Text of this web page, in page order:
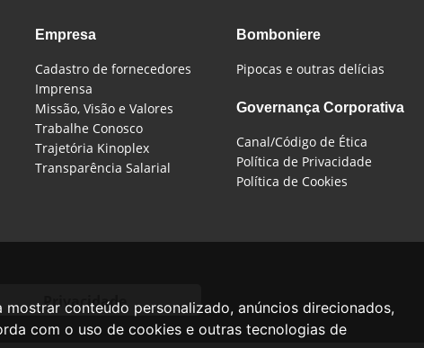
conteúdo personalizado, anúncios direcionados,
com o uso de cookies e outras tecnologias de
Empresa
Cadastro de fornecedores
Imprensa
Missão, Visão e Valores
Trabalhe Conosco
Trajetória Kinoplex
Transparência Salarial
Bomboniere
Pipocas e outras delícias
Governança Corporativa
Canal/Código de Ética
Política de Privacidade
Política de Cookies
Privacidade